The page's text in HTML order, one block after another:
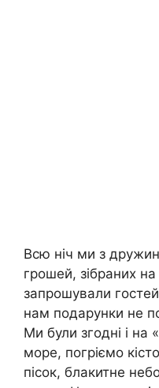
Всю ніч ми з
грошей, зібраних
запрошували
нам подарунки не
Ми були згодні і на
море, погріємо
пісок, блакитне